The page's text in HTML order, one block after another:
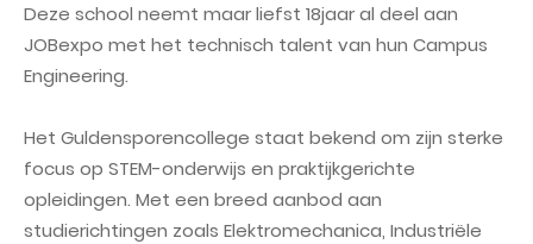
Deze school neemt maar liefst 18jaar al deel aan
JOBexpo met het technisch talent van hun Campus
Engineering.
Het Guldensporencollege staat bekend om zijn sterke
focus op STEM-onderwijs en praktijkgerichte
opleidingen. Met een breed aanbod aan
studierichtingen zoals Elektromechanica, Industriële